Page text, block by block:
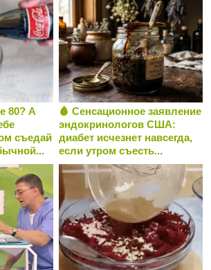
80? А
съедай
🩸 Сенсационное заявление
эндокринологов США:
диабет исчезнет навсегда,
если утром съесть...